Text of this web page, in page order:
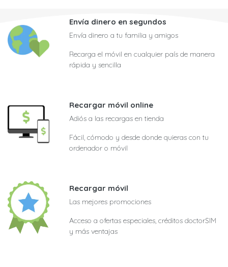
Envía dinero en segundos
Envía dinero a tu familia y amigos
Recarga el móvil en cualquier país de manera
rápida y sencilla
Recargar móvil online
Adiós a las recargas en tienda
Fácil, cómodo y desde donde quieras con tu
ordenador o móvil
Recargar móvil
Las mejores promociones
Acceso a ofertas especiales, créditos doctorSIM
y más ventajas